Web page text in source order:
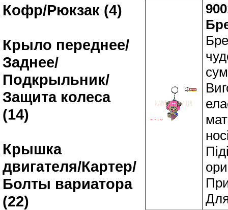
Кофр/Рюкзак (4)
Крыло переднее/
Заднее/
Подкрыльник/
Защита колеса
(14)
Крышка
двигателя/Картер/
Болты вариатора
(22)